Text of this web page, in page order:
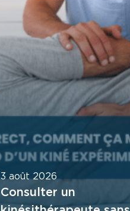
3 août 2026
Consulter un